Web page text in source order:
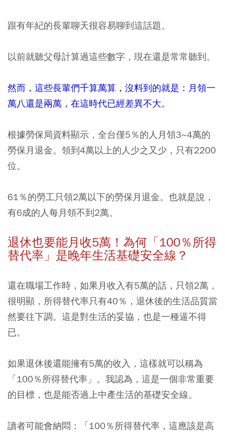
跟有年紀的長輩聊天很容易聊到這話題。
以前就聽父母計算過這些數字，現在還是常常聽到。
然而，這些長輩們千算萬算，沒料到的就是：月領一
萬八還是兩萬，在這時代已經差異不大。
根據勞保局資料顯示，全台僅5％的人月領3~4萬的
勞保月退金。領到4萬以上的人少之又少，只有2200
位。
61％的勞工只領2萬以下的勞保月退金。也就是說，
有6成的人每月領不到2萬。
退休也要能月收5萬！為何「100％所得
替代率」 是晚年生活基礎安全線？
還在職場工作時，如果月收入有5萬的話，只領2萬，
很明顯，所得替代率只有40％，退休後的生活品質當
然要往下調。這是對生活的妥協，也是一種逼不得
已。
如果退休後還能擁有5萬的收入，這樣就可以稱為
「100％所得替代率」。我認為，這是一個非常重要
的目標，也是能否過上中產生活的基礎安全線。
讀者可能會納悶：「100％所得替代率，這應該是高